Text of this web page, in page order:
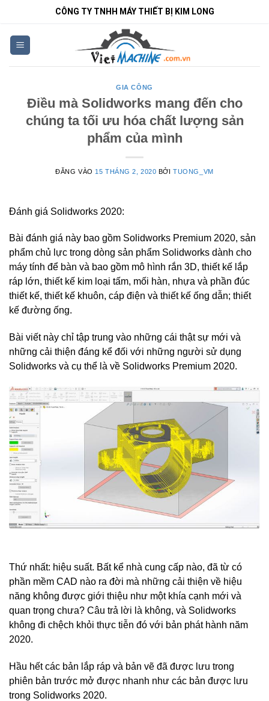
nội
dung
CÔNG TY TNHH MÁY THIẾT BỊ KIM LONG
GIA CÔNG
Điều mà Solidworks mang đến cho
chúng ta tối ưu hóa chất lượng sản
phẩm của mình
ĐĂNG VÀO 15 THÁNG 2, 2020 BỞITUONG_VM
Đánh giá Solidworks 2020:
Bài đánh giá này bao gồm Solidworks Premium 2020, sản
phẩm chủ lực trong dòng sản phẩm Solidworks dành cho
máy tính để bàn và bao gồm mô hình rắn 3D, thiết kế lắp
ráp lớn, thiết kế kim loại tấm, mối hàn, nhựa và phần đúc
thiết kế, thiết kế khuôn, cáp điện và thiết kế ống dẫn; thiết
kế đường ống.
Bài viết này chỉ tập trung vào những cái thật sự mới và
những cải thiện đáng kể đối với những người sử dụng
Solidworks và cụ thể là về Solidworks Premium 2020.
Thứ nhất: hiệu suất. Bất kể nhà cung cấp nào, đã từ có
phần mềm CAD nào ra đời mà những cải thiện về hiệu
năng không được giới thiệu như một khía cạnh mới và
quan trọng chưa? Câu trả lời là không, và Solidworks
không đi chệch khỏi thực tiễn đó với bản phát hành năm
2020.
Hầu hết các bản lắp ráp và bản vẽ đã được lưu trong
phiên bản trước mở được nhanh như các bản được lưu
trong Solidworks 2020.